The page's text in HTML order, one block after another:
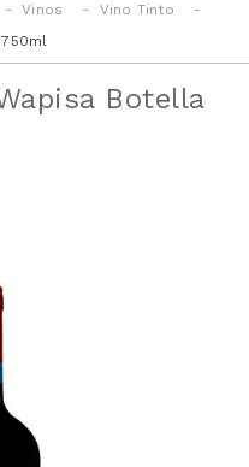
Vinos
Vino Tinto
Botella